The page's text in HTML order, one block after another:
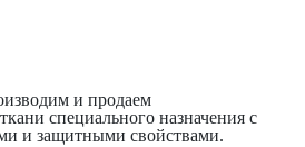
и продаем
специального назначения с
и защитными свойствами.